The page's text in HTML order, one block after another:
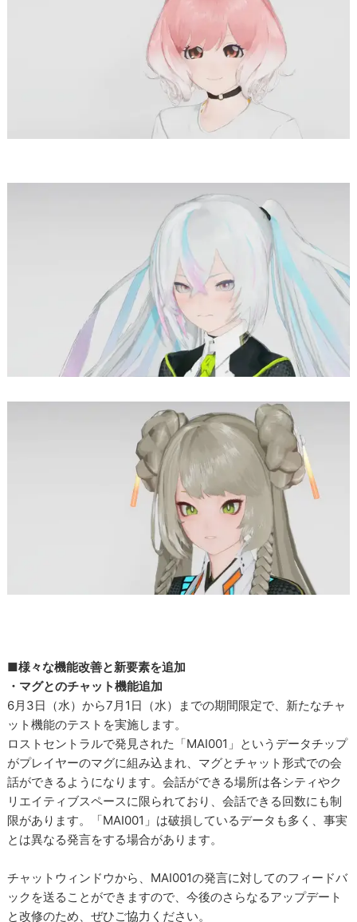
■様々な機能改善と新要素を追加
・マグとのチャット機能追加
6月3日（水）から7月1日（水）までの期間限定で、新たなチャ
ット機能のテストを実施します。
ロストセントラルで発見された「MAI001」というデータチップ
がプレイヤーのマグに組み込まれ、マグとチャット形式での会
話ができるようになります。会話ができる場所は各シティやク
リエイティブスペースに限られており、会話できる回数にも制
限があります。「MAI001」は破損しているデータも多く、事実
とは異なる発言をする場合があります。
チャットウィンドウから、MAI001の発言に対してのフィードバ
ックを送ることができますので、今後のさらなるアップデート
と改修のため、ぜひご協力ください。